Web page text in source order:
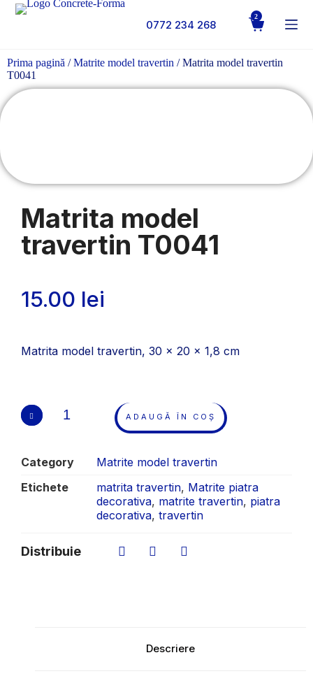
0772 234 268
2
Prima pagină /Matrite model travertin / Matrita model travertin
T0041
Matrita model
travertin T0041
15.00 lei
Matrita model travertin, 30 x 20 x 1,8 cm
ADAUGĂ ÎN COȘ
Category
Matrite model travertin
Etichete
matrita travertin, Matrite piatra
decorativa, matrite travertin, piatra
decorativa, travertin
Distribuie
Descriere